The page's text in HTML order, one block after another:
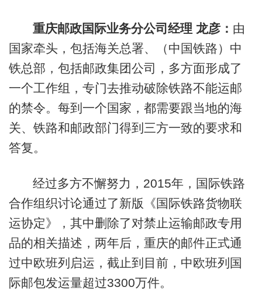
重庆邮政国际业务分公司经理 龙彦： 由
国家牵头，包括海关总署、（中国铁路）中
铁总部，包括邮政集团公司，多方面形成了
一个工作组，专门去推动破除铁路不能运邮
的禁令。每到一个国家，都需要跟当地的海
关、铁路和邮政部门得到三方一致的要求和
答复。
经过多方不懈努力，2015年，国际铁路
合作组织讨论通过了新版《国际铁路货物联
运协定》，其中删除了对禁止运输邮政专用
品的相关描述，两年后，重庆的邮件正式通
过中欧班列启运，截止到目前，中欧班列国
际邮包发运量超过3300万件。